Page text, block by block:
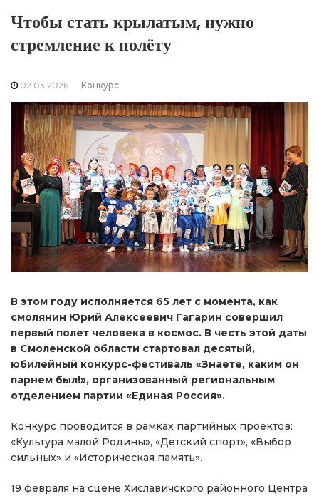
Чтобы стать крылатым, нужно
стремление к полёту
02.03.2026 Конкурс
В этом году исполняется 65 лет с момента, как
смолянин Юрий Алексеевич Гагарин совершил
первый полет человека в космос. В честь этой даты
в Смоленской области стартовал десятый,
юбилейный конкурс-фестиваль «Знаете, каким он
парнем был!», организованный региональным
отделением партии «Единая Россия».
Конкурс проводится в рамках партийных проектов:
«Культура малой Родины», «Детский спорт», «Выбор
сильных» и «Историческая память».
19 февраля на сцене Хиславичского районного Центра